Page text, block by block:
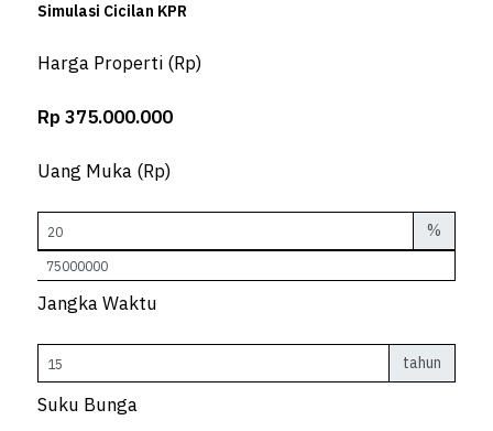
Simulasi Cicilan KPR
Harga Properti (Rp)
Rp 375.000.000
Uang Muka (Rp)
%
Jangka Waktu
tahun
Suku Bunga